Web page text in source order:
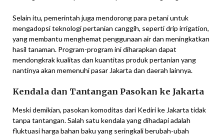
Selain itu, pemerintah juga mendorong para petani untuk
mengadopsi teknologi pertanian canggih, seperti drip irrigation,
yang membantu menghemat penggunaan air dan meningkatkan
hasil tanaman. Program-program ini diharapkan dapat
mendongkrak kualitas dan kuantitas produk pertanian yang
nantinya akan memenuhi pasar Jakarta dan daerah lainnya.
Kendala dan Tantangan Pasokan ke Jakarta
Meski demikian, pasokan komoditas dari Kediri ke Jakarta tidak
tanpa tantangan. Salah satu kendala yang dihadapi adalah
fluktuasi harga bahan baku yang seringkali berubah-ubah